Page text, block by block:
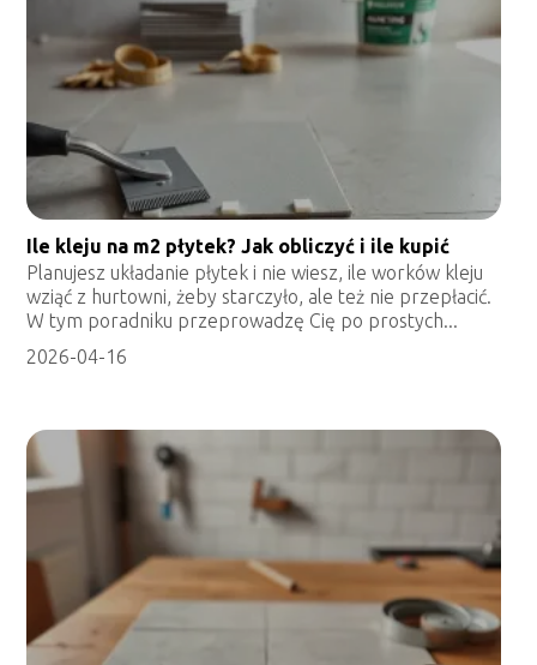
Ile kleju na m2 płytek? Jak obliczyć i ile kupić
Planujesz układanie płytek i nie wiesz, ile worków kleju
wziąć z hurtowni, żeby starczyło, ale też nie przepłacić.
W tym poradniku przeprowadzę Cię po prostych...
2026-04-16